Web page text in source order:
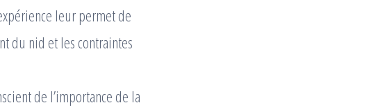
leur permet de
du nid et les contraintes
de l’importance de la